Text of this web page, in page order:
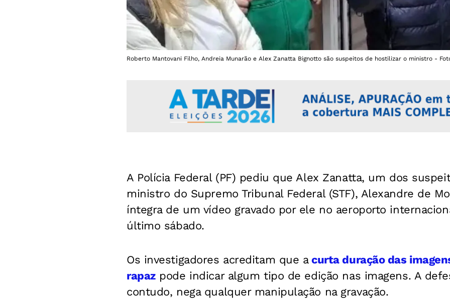
Roberto Mantovani Filho, Andreia Munarão e Alex Zanatta Bignotto são suspeitos de hostilizar o ministro -
A Polícia Federal (PF) pediu que Alex Zanatta, um dos
ministro do Supremo Tribunal Federal (STF), Alexandre de
íntegra de um vídeo gravado por ele no aeroporto
último sábado.
Os investigadores acreditam que acurta duração das
rapazpode indicar algum tipo de edição nas imagens. A
contudo, nega qualquer manipulação na gravação.